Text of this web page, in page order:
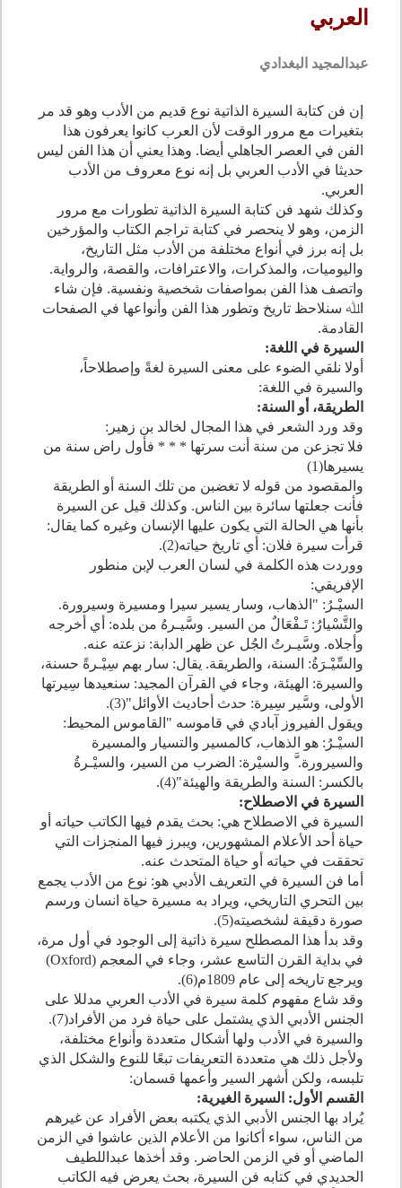
العربي
عبدالمجيد البغدادي
إن فن كتابة السيرة الذاتية نوع قديم من الأدب وهو قد مر
بتغيرات مع مرور الوقت لأن العرب كانوا يعرفون هذا
الفن في العصر الجاهلي أيضا. وهذا يعني أن هذا الفن ليس
حديثا في الأدب العربي بل إنه نوع معروف من الأدب
العربي.
وكذلك شهد فن كتابة السيرة الذاتية تطورات مع مرور
الزمن، وهو لا ينحصر في كتابة تراجم الكتاب والمؤرخين
بل إنه برز في أنواع مختلفة من الأدب مثل التاريخ،
واليوميات، والمذكرات، والاعترافات، والقصة، والرواية.
واتصف هذا الفن بمواصفات شخصية ونفسية. فإن شاء
اﷲ سنلاحظ تاريخ وتطور هذا الفن وأنواعها في الصفحات
القادمة.
السيرة في اللغة:
أولا نلقي الضوء على معنى السيرة لغةً وإصطلاحاً،
والسيرة في اللغة:
الطريقة، أو السنة:
وقد ورد الشعر في هذا المجال لخالد بن زهير:
فلا تجزعن من سنة أنت سرتها * * * فأول راض سنة من
يسيرها(1
)
والمقصود من قوله لا تغضبن من تلك السنة أو الطريقة
فأنت جعلتها سائرة بين الناس. وكذلك قيل عن السيرة
بأنها هي الحالة التي يكون عليها الإنسان وغيره كما يقال:
قرأت سيرة فلان: أي تاريخ حياته(2
).
ووردت هذه الكلمة في لسان العرب لإبن منطور
الإفريقي:
السيْـرُ: "الذهاب، وسار يسير سيرا ومسيرة وسيرورة.
والتَّسْيارُ: تَـفْعَالٌ من السير. وسَّيـرهُ من بلده: أي أخرجه
وأجلاه. وسَّيـرتُ الجُل عن ظهر الدابة: نزعته عنه.
والسِّيْـرَةُ: السنة، والطريقة. يقال: سار بهم سِيْـرةً حسنة،
والسيرة: الهيئة، وجاء في القرآن المجيد: سنعيدها سِيرتها
الأولى، وسَّير سِيرة: حدث أحاديث الأوائل"(3
).
ويقول الفيروز آبادي في قاموسه "القاموس المحيط:
السيْـرُ: هو الذهاب، كالمسير والتسيار والمسيرة
والسيرورة. َّ والسيْرة: الضرب من السير، والسيْـرةُ
بالكسر: السنة والطريقة والهيئة"(4
).
السيرة في الاصطلاح:
السيرة في الاصطلاح هي: بحث يقدم فيها الكاتب حياته أو
حياة أحد الأعلام المشهورين، ويبرز فيها المنجزات التي
تحققت في حياته أو حياة المتحدث عنه.
أما فن السيرة في التعريف الأدبي هو: نوع من الأدب يجمع
بين التحري التاريخي، ويراد به مسيرة حياة انسان ورسم
صورة دقيقة لشخصيته(5
).
وقد بدأ هذا المصطلح سيرة ذاتية إلى الوجود في أول مرة،
في بداية القرن التاسع عشر، وجاء في المعجم (Oxford
)
ويرجع تاريخه إلى عام1809م(6
).
وقد شاع مفهوم كلمة سيرة في الأدب العربي مدللا على
الجنس الأدبي الذي يشتمل على حياة فرد من الأفراد(7
).
والسيرة في الأدب ولها أشكال متعددة وأنواع مختلفة،
ولأجل ذلك هي متعددة التعريفات تبعًا للنوع والشكل الذي
تلبسه، ولكن أشهر السير وأعمها قسمان:
القسم الأول: السيرة الغيرية:
يُراد بها الجنس الأدبي الذي يكتبه بعض الأفراد عن غيرهم
من الناس، سواء أكانوا من الأعلام الذين عاشوا في الزمن
الماضي أو في الزمن الحاضر. وقد أخذها عبداللطيف
الحديدي في كتابه فن السيرة، بحث يعرض فيه الكاتب